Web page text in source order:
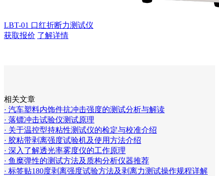
LBT-01 口红折断力测试仪
获取报价 了解详情
相关文章
· 汽车塑料内饰件抗冲击强度的测试分析与解读
· 落镖冲击试验仪测试原理
· 关于温控型持粘性测试仪的检定与校准介绍
· 胶粘带剥离强度试验机及使用方法介绍
· 深入了解透光率雾度仪的工作原理
· 鱼糜弹性的测试方法及质构分析仪器推荐
· 标签贴180度剥离强度试验方法及剥离力测试操作规程详解